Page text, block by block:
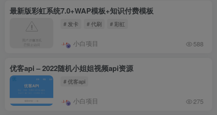
最新版彩虹系统7.0+WAP模板+知识付费模板
# 发卡 # 代刷 # 彩虹
小白项目 588
优客api – 2022随机小姐姐视频api资源
# 优客api
小白项目 275